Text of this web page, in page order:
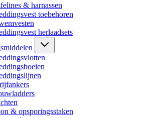
& harnassen
toebehoren
herlaadsets
& opsporingsstaken